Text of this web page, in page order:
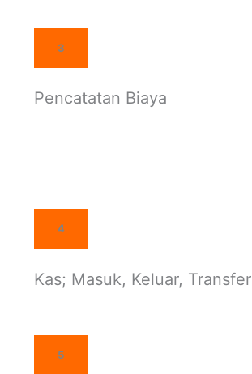
3
Pencatatan Biaya
4
Kas; Masuk, Keluar, Transfer
5